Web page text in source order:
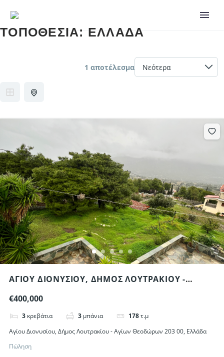
ΤΟΠΟΘΕΣΊΑ: ΕΛΛΆΔΑ
1 αποτέλεσμα
ΑΓΊΟΥ ΔΙΟΝΥΣΊΟΥ, ΔΉΜΟΣ ΛΟΥΤΡΑΚΊΟΥ -
€400,000
3 κρεβάτια 3 μπάνια 178τ.μ
Αγίου Διονυσίου, Δήμος Λουτρακίου - Αγίων Θεοδώρων 203 00, Ελλάδα
Πώληση